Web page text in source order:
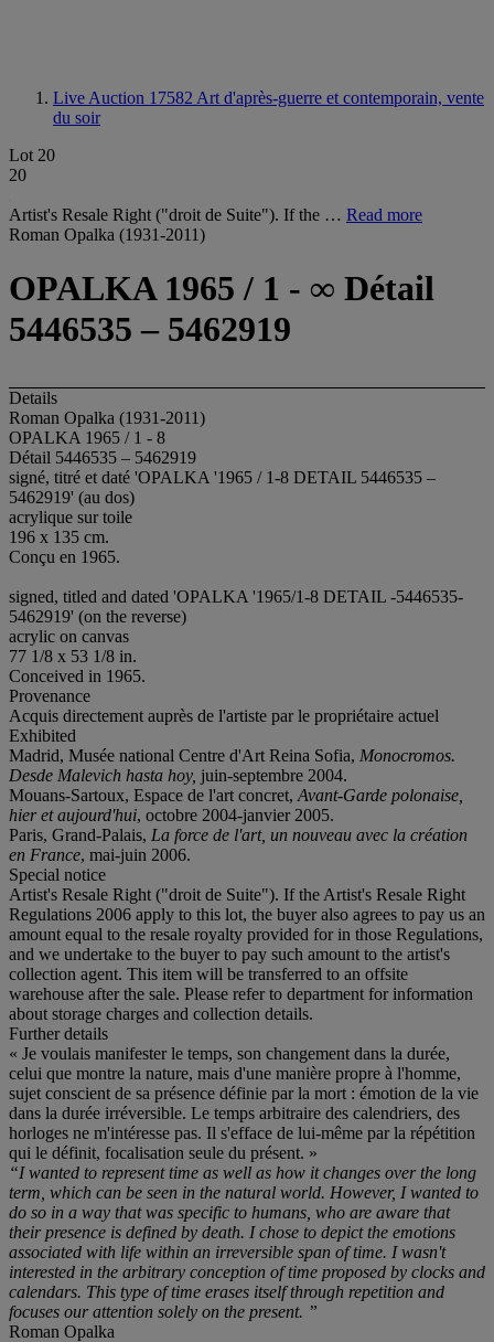
Live Auction 17582 Art d'après-guerre et contemporain, vente
du soir
Lot 20
20
Artist's Resale Right ("droit de Suite"). If the … Read more
Roman Opalka (1931-2011)
OPALKA 1965 / 1 - ∞ Détail
5446535 – 5462919
Details
Roman Opalka (1931-2011)
OPALKA 1965 / 1 - 8
Détail 5446535 – 5462919
signé, titré et daté 'OPALKA '1965 / 1-8 DETAIL 5446535 –
5462919' (au dos)
acrylique sur toile
196 x 135 cm.
Conçu en 1965.
signed, titled and dated 'OPALKA '1965/1-8 DETAIL -5446535-
5462919' (on the reverse)
acrylic on canvas
77 1/8 x 53 1/8 in.
Conceived in 1965.
Provenance
Acquis directement auprès de l'artiste par le propriétaire actuel
Exhibited
Madrid, Musée national Centre d'Art Reina Sofia, Monocromos.
Desde Malevich hasta hoy, juin-septembre 2004.
Mouans-Sartoux, Espace de l'art concret, Avant-Garde polonaise,
hier et aujourd'hui, octobre 2004-janvier 2005.
Paris, Grand-Palais, La force de l'art, un nouveau avec la création
en France, mai-juin 2006.
Special notice
Artist's Resale Right ("droit de Suite"). If the Artist's Resale Right
Regulations 2006 apply to this lot, the buyer also agrees to pay us an
amount equal to the resale royalty provided for in those Regulations,
and we undertake to the buyer to pay such amount to the artist's
collection agent. This item will be transferred to an offsite
warehouse after the sale. Please refer to department for information
about storage charges and collection details.
Further details
« Je voulais manifester le temps, son changement dans la durée,
celui que montre la nature, mais d'une manière propre à l'homme,
sujet conscient de sa présence définie par la mort : émotion de la vie
dans la durée irréversible. Le temps arbitraire des calendriers, des
horloges ne m'intéresse pas. Il s'efface de lui-même par la répétition
qui le définit, focalisation seule du présent. »
“I wanted to represent time as well as how it changes over the long
term, which can be seen in the natural world. However, I wanted to
do so in a way that was specific to humans, who are aware that
their presence is defined by death. I chose to depict the emotions
associated with life within an irreversible span of time. I wasn't
interested in the arbitrary conception of time proposed by clocks and
calendars. This type of time erases itself through repetition and
focuses our attention solely on the present. ”
Roman Opalka